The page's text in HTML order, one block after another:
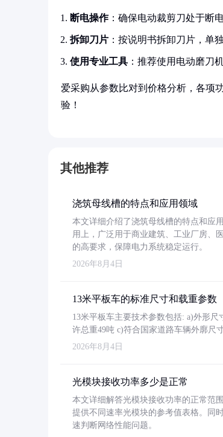
断电操作：确保电动裁剪刀处于断
拆卸刀片 ：按说明书拆卸刀片，单
使用专业工具 ：推荐使用电动磨刀
爱采购从参数比对到价格分析，各项
验！
其他推荐
浇筑母线槽的特点和应用领域
本文详细介绍了浇筑母线槽的特点和应
用上，广泛用于商业建筑、工业厂房、
的高要求，保障电力系统稳定运行。
2026年8月4日
13米平板车的标准尺寸和载重参数
13米平板车主要技术参数包括: a)外形尺
许总重49吨 c)符合国家道路车辆外廓尺
2026年8月4日
光模块接收功率多少是正常
本文详细解答光模块接收功率的正常范
提供不同速率光模块的参考值表格。同
速判断网络性能问题。